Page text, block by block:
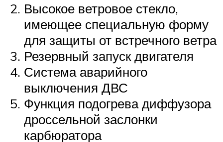
Высокое ветровое стекло,
имеющее специальную форму
для защиты от встречного ветра
Резервный запуск двигателя
Система аварийного
выключения ДВС
Функция подогрева диффузора
дроссельной заслонки
карбюратора